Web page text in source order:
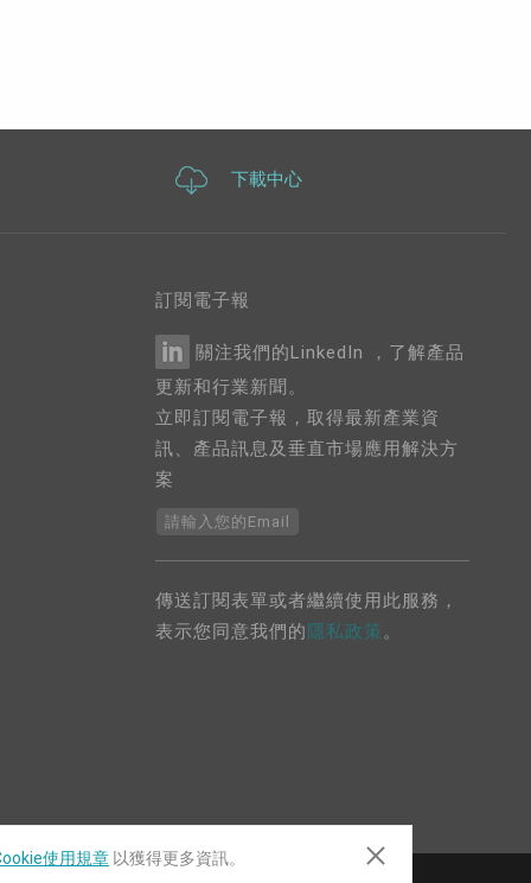
下載中心
訂閱電子報
關注我們的LinkedIn ，了解產品
更新和行業新聞。
立即訂閱電子報，取得最新產業資
訊、產品訊息及垂直市場應用解決方
案
請輸入您的Email
傳送訂閱表單或者繼續使用此服務，
表示您同意我們的 隱私政策。
使用規章 以獲得更多資訊。